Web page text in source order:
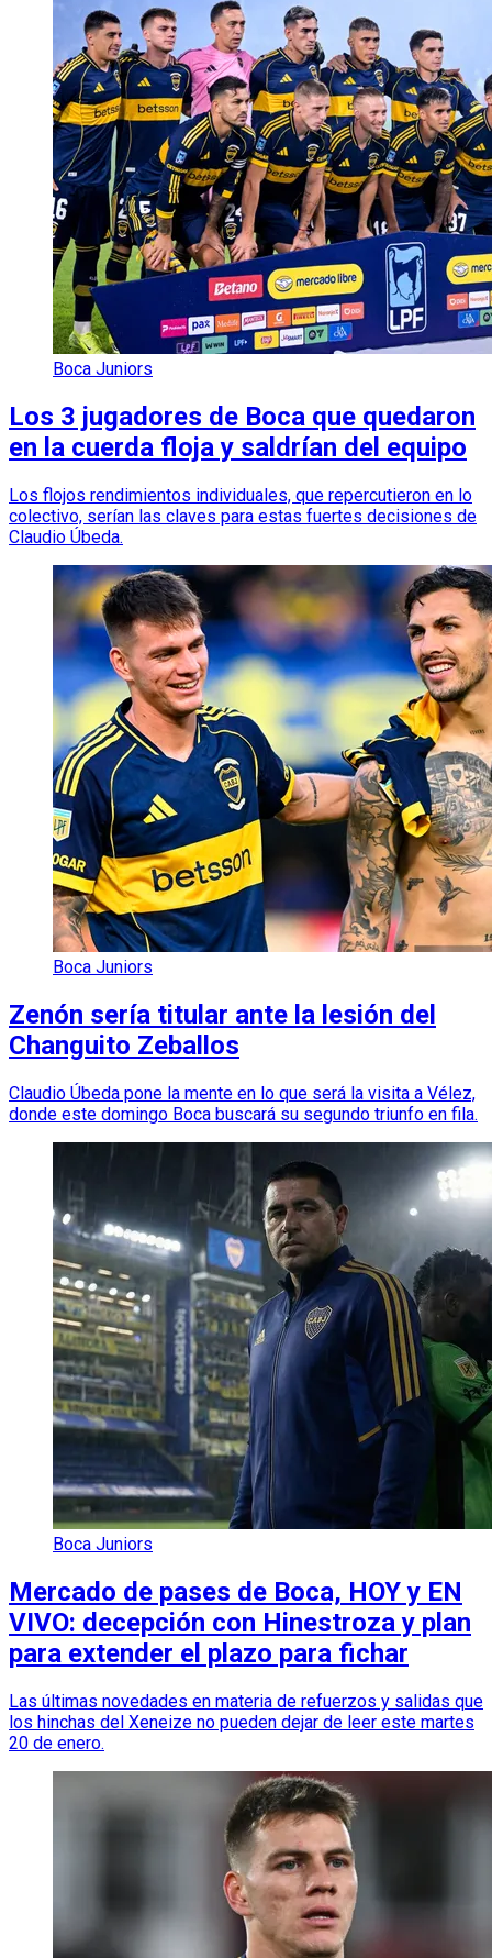
Boca Juniors
Los 3 jugadores de Boca que quedaron
en la cuerda floja y saldrían del equipo
Los flojos rendimientos individuales, que repercutieron en lo
colectivo, serían las claves para estas fuertes decisiones de
Claudio Úbeda.
Boca Juniors
Zenón sería titular ante la lesión del
Changuito Zeballos
Claudio Úbeda pone la mente en lo que será la visita a Vélez,
donde este domingo Boca buscará su segundo triunfo en fila.
Boca Juniors
Mercado de pases de Boca, HOY y EN
VIVO: decepción con Hinestroza y plan
para extender el plazo para fichar
Las últimas novedades en materia de refuerzos y salidas que
los hinchas del Xeneize no pueden dejar de leer este martes
20 de enero.